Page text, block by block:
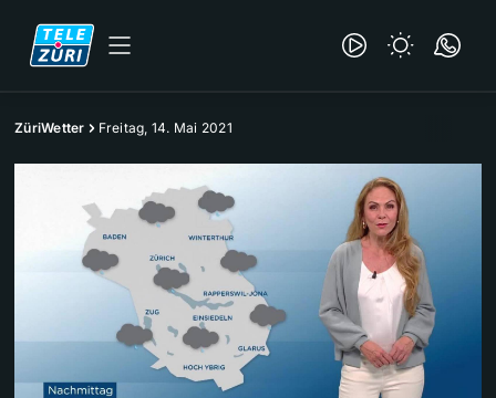
ZüriWetter Freitag, 14. Mai 2021